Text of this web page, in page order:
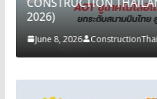
2026)
June 8, 2026